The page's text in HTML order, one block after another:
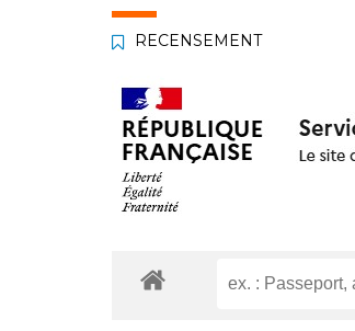
RECENSEMENT